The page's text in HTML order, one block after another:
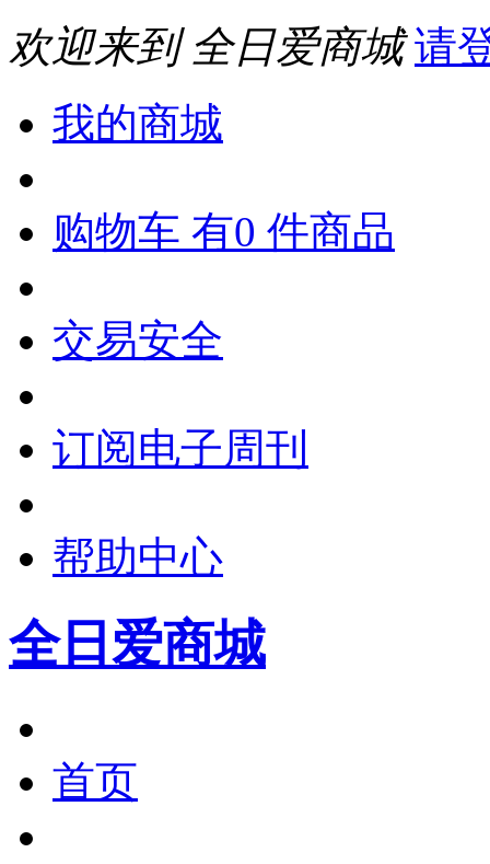
欢迎来到 全日爱商城 请
我的商城
购物车 有0 件商品
交易安全
订阅电子周刊
帮助中心
全日爱商城
首页